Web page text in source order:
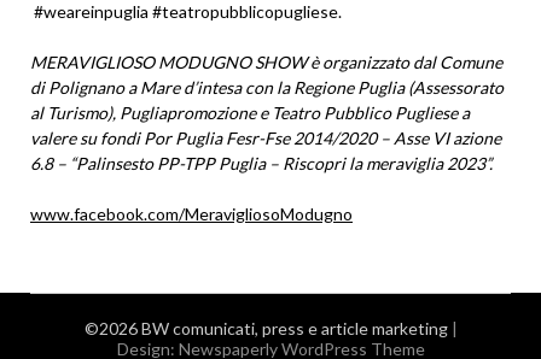
#weareinpuglia #teatropubblicopugliese.
MERAVIGLIOSO MODUGNO SHOW è organizzato dal Comune
di Polignano a Mare d’intesa con la Regione Puglia (Assessorato
al Turismo), Pugliapromozione e Teatro Pubblico Pugliese a
valere su fondi Por Puglia Fesr-Fse 2014/2020 – Asse VI azione
6.8 – “Palinsesto PP-TPP Puglia – Riscopri la meraviglia 2023”.
www.facebook.com/MeravigliosoModugno
©2026 BW comunicati, press e article marketing |
Design: Newspaperly WordPress Theme